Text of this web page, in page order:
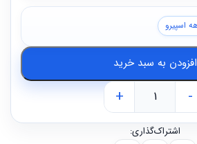
-
+
افزودن به سبد خرید
اشتراک‌گذاری: